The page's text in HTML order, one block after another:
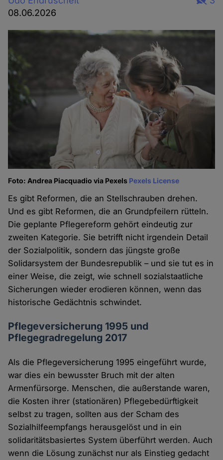
08.06.2026
Foto: Andrea Piacquadio via Pexels Pexels License
Es gibt Reformen, die an Stellschrauben drehen.
Und es gibt Reformen, die an Grundpfeilern rütteln.
Die geplante Pflegereform gehört eindeutig zur
zweiten Kategorie. Sie betrifft nicht irgendein Detail
der Sozialpolitik, sondern das jüngste große
Solidarsystem der Bundesrepublik – und sie tut es in
einer Weise, die zeigt, wie schnell sozialstaatliche
Sicherungen wieder erodieren können, wenn das
historische Gedächtnis schwindet.
Pflegeversicherung 1995 und
Pflegegradregelung 2017
Als die Pflegeversicherung 1995 eingeführt wurde,
war dies ein bewusster Bruch mit der alten
Armenfürsorge. Menschen, die außerstande waren,
die Kosten ihrer (stationären) Pflegebedürftigkeit
selbst zu tragen, sollten aus der Scham des
Sozialhilfeempfangs herausgelöst und in ein
solidaritätsbasiertes System überführt werden. Auch
wenn die Lösung zunächst nur als Einstieg gedacht